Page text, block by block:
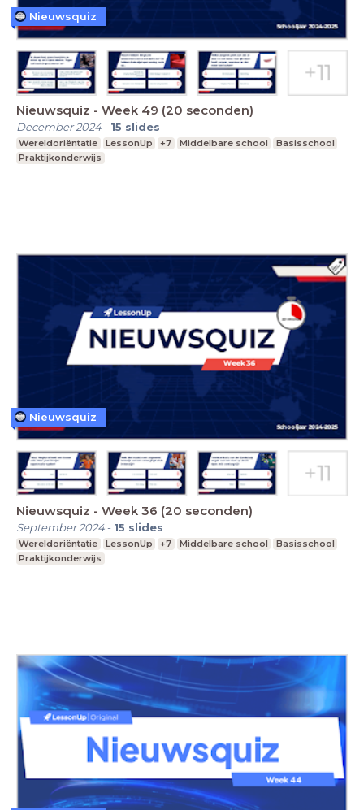
Nieuwsquiz - Week 49 (20 seconden)
December 2024- 15 slides
Wereldoriëntatie LessonUp +7 Middelbare school
Basisschool
Praktijkonderwijs
Nieuwsquiz
Nieuwsquiz - Week 36 (20 seconden)
September 2024- 15 slides
Wereldoriëntatie LessonUp +7 Middelbare school
Basisschool
Praktijkonderwijs
Nieuwsquiz